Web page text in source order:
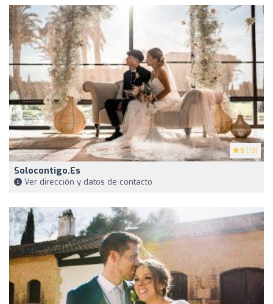
5 (10)
Solocontigo.es
Ver dirección y datos de contacto